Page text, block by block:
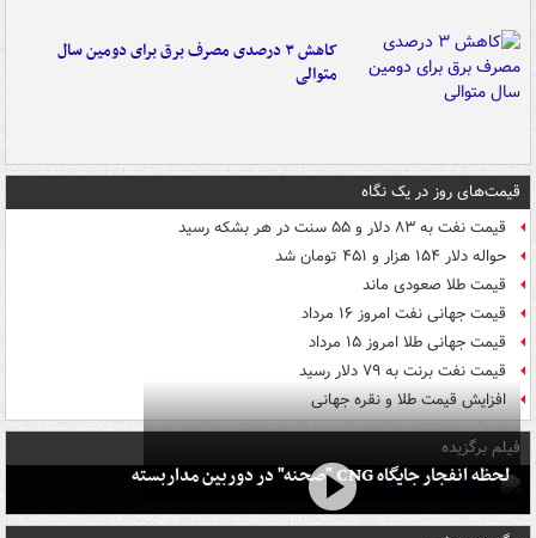
کاهش ۳ درصدی مصرف برق برای دومین سال
متوالی
قیمت‌های روز در یک نگاه
قیمت نفت به ۸۳ دلار و ۵۵ سنت در هر بشکه رسید
حواله دلار ۱۵۴ هزار و ۴۵۱ تومان شد
قیمت طلا صعودی ماند
قیمت جهانی نفت امروز ۱۶ مرداد
قیمت جهانی طلا امروز ۱۵ مرداد
قیمت نفت برنت به ۷۹ دلار رسید
افزایش قیمت طلا و نقره جهانی
فیلم برگزیده
لحظه انفجار جایگاه CNG "صحنه" در دوربین مداربسته